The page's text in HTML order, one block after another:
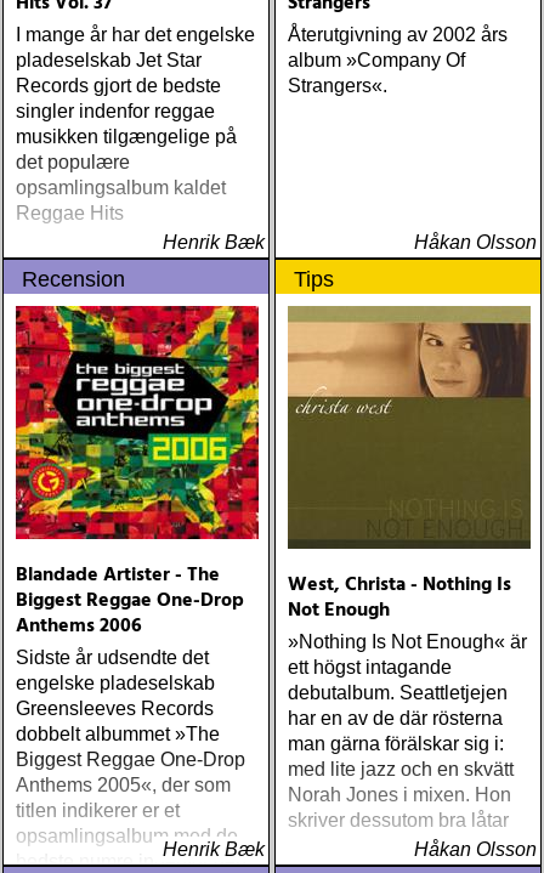
I mange år har det engelske
pladeselskab Jet Star
Records gjort de bedste
singler indenfor reggae
musikken tilgængelige på
det populære
opsamlingsalbum kaldet
Reggae Hits
Henrik Bæk
Återutgivning av 2002 års
album »Company Of
Strangers«.
Håkan Olsson
Recension
Blandade Artister - The
Biggest Reggae One-Drop
Anthems 2006
Sidste år udsendte det
engelske pladeselskab
Greensleeves Records
dobbelt albummet »The
Biggest Reggae One-Drop
Anthems 2005«, der som
titlen indikerer er et
opsamlingsalbum med de
bedste numre indenfor den
Henrik Bæk
Tips
West, Christa - Nothing Is
Not Enough
»Nothing Is Not Enough« är
ett högst intagande
debutalbum. Seattletjejen
har en av de där rösterna
man gärna förälskar sig i:
med lite jazz och en skvätt
Norah Jones i mixen. Hon
skriver dessutom bra låtar
Håkan Olsson